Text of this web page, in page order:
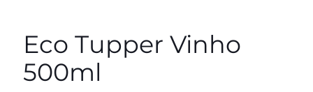
Eco Tupper Vinho
500ml